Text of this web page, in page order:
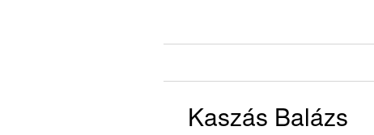
Kaszás Balázs